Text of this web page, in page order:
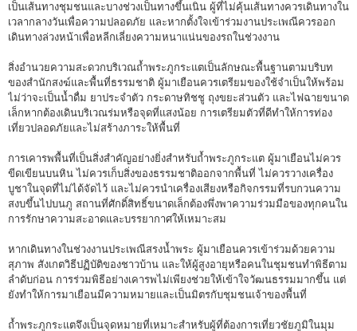
เป็นเส้นทางชุมชนและบางช่วงเป็นทางขึ้นเนิน ผู้ที่ไม่คุ้นเส้นทางควรเดินทางใน
เวลากลางวันเพื่อความปลอดภัย และหากตั้งใจเข้าร่วมงานประเพณีควรออก
เดินทางล่วงหน้าเพื่อหลีกเลี่ยงความหนาแน่นของรถในช่วงงาน
สิ่งอำนวยความสะดวกบริเวณถ้ำพระภูกระแตเป็นลักษณะพื้นฐานตามบริบท
ของสำนักสงฆ์และพื้นที่ธรรมชาติ ผู้มาเยือนควรเตรียมของใช้จำเป็นให้พร้อม
ไม่ว่าจะเป็นน้ำดื่ม ยาประจำตัว กระดาษทิชชู ถุงขยะส่วนตัว และไฟฉายขนาด
เล็กหากต้องเดินบริเวณร่มหรือจุดที่แสงน้อย การเตรียมตัวที่ดีทำให้การท่อง
เที่ยวปลอดภัยและไม่สร้างภาระให้พื้นที่
การเคารพพื้นที่เป็นสิ่งสำคัญอย่างยิ่งสำหรับถ้ำพระภูกระแต ผู้มาเยือนไม่ควร
ขีดเขียนบนหิน ไม่ควรเก็บสิ่งของธรรมชาติออกจากพื้นที่ ไม่ควรวางเครื่อง
บูชาในจุดที่ไม่ได้จัดไว้ และไม่ควรนำเครื่องเสียงหรือกิจกรรมที่รบกวนความ
สงบขึ้นไปบนภู สถานที่ศักดิ์สิทธิ์ขนาดเล็กต้องพึ่งพาความร่วมมือของทุกคนใน
การรักษาความสะอาดและบรรยากาศให้เหมาะสม
หากเดินทางในช่วงงานประเพณีสรงน้ำพระ ผู้มาเยือนควรเข้าร่วมด้วยความ
สุภาพ สังเกตวิธีปฏิบัติของชาวบ้าน และให้ผู้สูงอายุหรือคนในชุมชนทำพิธีตาม
ลำดับก่อน การร่วมพิธีอย่างเคารพไม่เพียงช่วยให้เข้าใจวัฒนธรรมมากขึ้น แต่
ยังทำให้การมาเยือนมีความหมายและเป็นมิตรกับชุมชนเจ้าของพื้นที่
ถ้ำพระภูกระแตจึงเป็นจุดหมายที่เหมาะสำหรับผู้ที่ต้องการเที่ยวชัยภูมิในมุม